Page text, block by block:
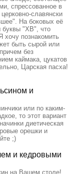
спрессованное в
славянски
На боковых её
буквы "ХВ", что
хочу познакомить
быть сырой или
без
каймака, цукатов
Царская пасха!
и
или по каким-
то этот вариант
диетическая
орешки и
;)
и кедровыми
на Вашем столе!